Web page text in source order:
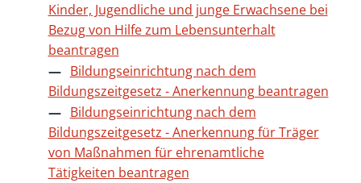
Kinder, Jugendliche und junge Erwachsene bei
Bezug von Hilfe zum Lebensunterhalt
beantragen
Bildungseinrichtung nach dem
Bildungszeitgesetz - Anerkennung beantragen
Bildungseinrichtung nach dem
Bildungszeitgesetz - Anerkennung für Träger
von Maßnahmen für ehrenamtliche
Tätigkeiten beantragen